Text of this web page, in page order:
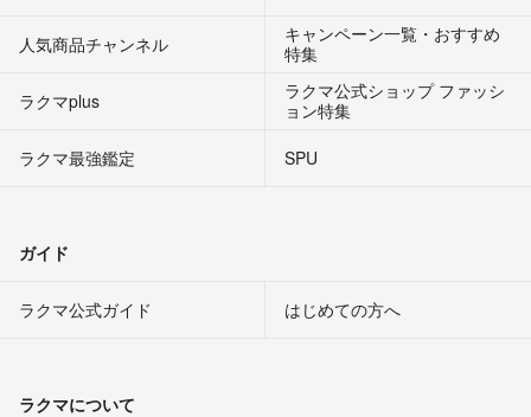
人気商品チャンネル
キャンペーン一覧・おすすめ
特集
ラクマplus
ラクマ公式ショップ ファッシ
ョン特集
ラクマ最強鑑定
SPU
ガイド
ラクマ公式ガイド はじめての方へ
ラクマについて